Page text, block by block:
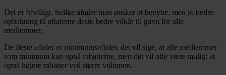
Det er frivilligt, hvilke aftaler man ønsker at benytte, men jo bedre
opbakning til aftalerne desto bedre vilkår til gavn for alle
medlemmer.
De fleste aftaler er minimumsaftaler, det vil sige, at alle medlemmer
som minimum kan opnå rabatterne, men det vil ofte være muligt at
opnå højere rabatter ved større volumen.